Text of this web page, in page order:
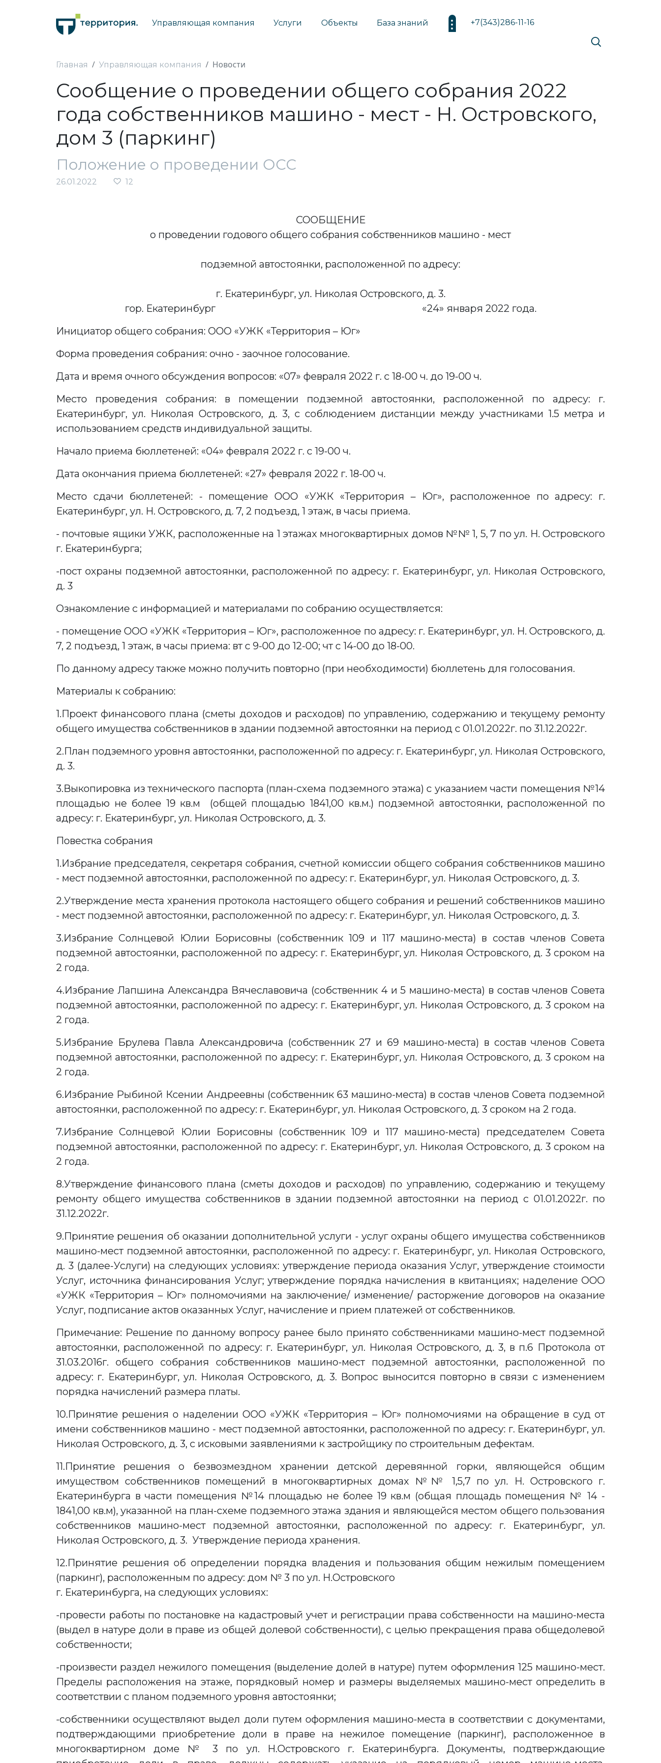
+7(343)286-11-16
Управляющая компания Услуги Объекты База знаний
Главная Управляющая компания Новости
Сообщение о проведении общего собрания 2022
года собственников машино - мест - Н. Островского,
дом 3 (паркинг)
Положение о проведении ОСС
26.01.2022 12
СООБЩЕНИЕ
о проведении годового общего собрания собственников машино - мест
подземной автостоянки, расположенной по адресу:
г. Екатеринбург, ул. Николая Островского, д. 3.
гор. Екатеринбург «24» января 2022 года.
Инициатор общего собрания: ООО «УЖК «Территория – Юг»
Форма проведения собрания: очно - заочное голосование.
Дата и время очного обсуждения вопросов: «07» февраля 2022 г. с 18-00 ч. до 19-00 ч.
Место проведения собрания: в помещении подземной автостоянки, расположенной по адресу: г.
Екатеринбург, ул. Николая Островского, д. 3, с соблюдением дистанции между участниками 1.5 метра и
использованием средств индивидуальной защиты.
Начало приема бюллетеней: «04» февраля 2022 г. с 19-00 ч.
Дата окончания приема бюллетеней: «27» февраля 2022 г. 18-00 ч.
Место сдачи бюллетеней: - помещение ООО «УЖК «Территория – Юг», расположенное по адресу: г.
Екатеринбург, ул. Н. Островского, д. 7, 2 подъезд, 1 этаж, в часы приема.
- почтовые ящики УЖК, расположенные на 1 этажах многоквартирных домов №№ 1, 5, 7 по ул. Н. Островского
г. Екатеринбурга;
-пост охраны подземной автостоянки, расположенной по адресу: г. Екатеринбург, ул. Николая Островского,
д. 3
Ознакомление с информацией и материалами по собранию осуществляется:
- помещение ООО «УЖК «Территория – Юг», расположенное по адресу: г. Екатеринбург, ул. Н. Островского, д.
7, 2 подъезд, 1 этаж, в часы приема: вт с 9-00 до 12-00; чт с 14-00 до 18-00.
По данному адресу также можно получить повторно (при необходимости) бюллетень для голосования.
Материалы к собранию:
1.Проект финансового плана (сметы доходов и расходов) по управлению, содержанию и текущему ремонту
общего имущества собственников в здании подземной автостоянки на период с 01.01.2022г. по 31.12.2022г.
2.План подземного уровня автостоянки, расположенной по адресу: г. Екатеринбург, ул. Николая Островского,
д. 3.
3.Выкопировка из технического паспорта (план-схема подземного этажа) с указанием части помещения №14
площадью не более 19 кв.м (общей площадью 1841,00 кв.м.) подземной автостоянки, расположенной по
адресу: г. Екатеринбург, ул. Николая Островского, д. 3.
Повестка собрания
1.Избрание председателя, секретаря собрания, счетной комиссии общего собрания собственников машино
- мест подземной автостоянки, расположенной по адресу: г. Екатеринбург, ул. Николая Островского, д. 3.
2.Утверждение места хранения протокола настоящего общего собрания и решений собственников машино
- мест подземной автостоянки, расположенной по адресу: г. Екатеринбург, ул. Николая Островского, д. 3.
3.Избрание Солнцевой Юлии Борисовны (собственник 109 и 117 машино-места) в состав членов Совета
подземной автостоянки, расположенной по адресу: г. Екатеринбург, ул. Николая Островского, д. 3 сроком на
2 года.
4.Избрание Лапшина Александра Вячеславовича (собственник 4 и 5 машино-места) в состав членов Совета
подземной автостоянки, расположенной по адресу: г. Екатеринбург, ул. Николая Островского, д. 3 сроком на
2 года.
5.Избрание Брулева Павла Александровича (собственник 27 и 69 машино-места) в состав членов Совета
подземной автостоянки, расположенной по адресу: г. Екатеринбург, ул. Николая Островского, д. 3 сроком на
2 года.
6.Избрание Рыбиной Ксении Андреевны (собственник 63 машино-места) в состав членов Совета подземной
автостоянки, расположенной по адресу: г. Екатеринбург, ул. Николая Островского, д. 3 сроком на 2 года.
7.Избрание Солнцевой Юлии Борисовны (собственник 109 и 117 машино-места) председателем Совета
подземной автостоянки, расположенной по адресу: г. Екатеринбург, ул. Николая Островского, д. 3 сроком на
2 года.
8.Утверждение финансового плана (сметы доходов и расходов) по управлению, содержанию и текущему
ремонту общего имущества собственников в здании подземной автостоянки на период с 01.01.2022г. по
31.12.2022г.
9.Принятие решения об оказании дополнительной услуги - услуг охраны общего имущества собственников
машино-мест подземной автостоянки, расположенной по адресу: г. Екатеринбург, ул. Николая Островского,
д. 3 (далее-Услуги) на следующих условиях: утверждение периода оказания Услуг, утверждение стоимости
Услуг, источника финансирования Услуг; утверждение порядка начисления в квитанциях; наделение ООО
«УЖК «Территория – Юг» полномочиями на заключение/ изменение/ расторжение договоров на оказание
Услуг, подписание актов оказанных Услуг, начисление и прием платежей от собственников.
Примечание: Решение по данному вопросу ранее было принято собственниками машино-мест подземной
автостоянки, расположенной по адресу: г. Екатеринбург, ул. Николая Островского, д. 3, в п.6 Протокола от
31.03.2016г. общего собрания собственников машино-мест подземной автостоянки, расположенной по
адресу: г. Екатеринбург, ул. Николая Островского, д. 3. Вопрос выносится повторно в связи с изменением
порядка начислений размера платы.
10.Принятие решения о наделении ООО «УЖК «Территория – Юг» полномочиями на обращение в суд от
имени собственников машино - мест подземной автостоянки, расположенной по адресу: г. Екатеринбург, ул.
Николая Островского, д. 3, с исковыми заявлениями к застройщику по строительным дефектам.
11.Принятие решения о безвозмездном хранении детской деревянной горки, являющейся общим
имуществом собственников помещений в многоквартирных домах №№ 1,5,7 по ул. Н. Островского г.
Екатеринбурга в части помещения №14 площадью не более 19 кв.м (общая площадь помещения № 14 -
1841,00 кв.м), указанной на план-схеме подземного этажа здания и являющейся местом общего пользования
собственников машино-мест подземной автостоянки, расположенной по адресу: г. Екатеринбург, ул.
Николая Островского, д. 3. Утверждение периода хранения.
12.Принятие решения об определении порядка владения и пользования общим нежилым помещением
(паркинг), расположенным по адресу: дом № 3 по ул. Н.Островского
г. Екатеринбурга, на следующих условиях:
-провести работы по постановке на кадастровый учет и регистрации права собственности на машино-места
(выдел в натуре доли в праве из общей долевой собственности), с целью прекращения права общедолевой
собственности;
-произвести раздел нежилого помещения (выделение долей в натуре) путем оформления 125 машино-мест.
Пределы расположения на этаже, порядковый номер и размеры выделяемых машино-мест определить в
соответствии с планом подземного уровня автостоянки;
-собственники осуществляют выдел доли путем оформления машино-места в соответствии с документами,
подтверждающими приобретение доли в праве на нежилое помещение (паркинг), расположенное в
многоквартирном доме № 3 по ул. Н.Островского г. Екатеринбурга. Документы, подтверждающие